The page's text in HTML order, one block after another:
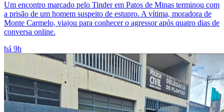
Um encontro marcado pelo Tinder em Patos de Minas terminou com
a prisão de um homem suspeito de estupro. A vítima, moradora de
Monte Carmelo, viajou para conhecer o agressor após quatro dias de
conversa online.
há 9h